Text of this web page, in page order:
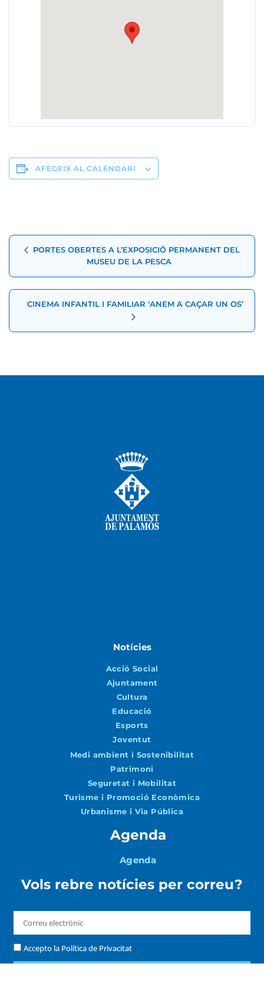
AFEGEIX AL CALENDARI
Navegació
d'Esdeveniment
PORTES OBERTES A L’EXPOSICIÓ PERMANENT DEL
MUSEU DE LA PESCA
CINEMA INFANTIL I FAMILIAR ‘ANEM A CAÇAR UN OS’
Notícies
Acció Social
Ajuntament
Cultura
Educació
Esports
Joventut
Medi ambient i Sostenibilitat
Patrimoni
Seguretat i Mobilitat
Turisme i Promoció Econòmica
Urbanisme i Via Pública
Agenda
Agenda
Vols rebre notícies per correu?
Accepto la Política de Privacitat